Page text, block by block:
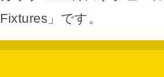
Fixtures」です。